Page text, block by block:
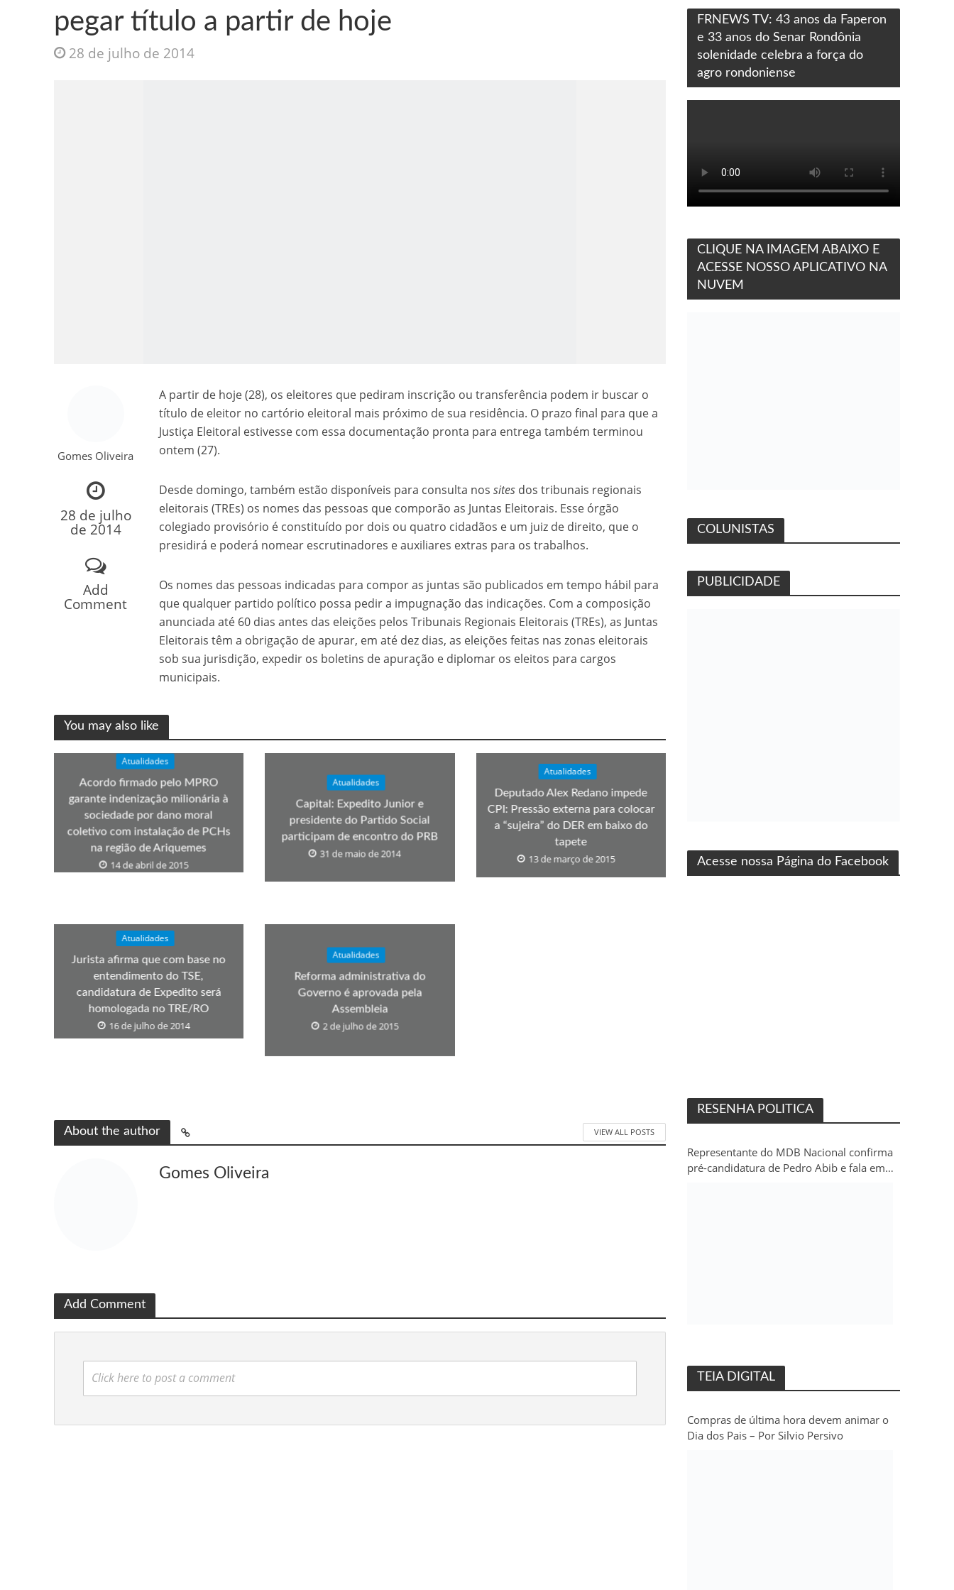
Os segredos não revelados do livro de apocalipse
FILME: Como um Monjolo salvou a vida de Flechinha, o bebe coelho – Vídeo em Português mais uma produção Folha Filmes
pegar título a partir de hoje
28 de julho de 2014
Gomes Oliveira
28 de julho
de 2014
Add
Comment
A partir de hoje (28), os eleitores que pediram inscrição ou transferência podem ir buscar o
título de eleitor no cartório eleitoral mais próximo de sua residência. O prazo final para que a
Justiça Eleitoral estivesse com essa documentação pronta para entrega também terminou
ontem (27).
Desde domingo, também estão disponíveis para consulta nossites dos tribunais regionais
eleitorais (TREs) os nomes das pessoas que comporão as Juntas Eleitorais. Esse órgão
colegiado provisório é constituído por dois ou quatro cidadãos e um juiz de direito, que o
presidirá e poderá nomear escrutinadores e auxiliares extras para os trabalhos.
Os nomes das pessoas indicadas para compor as juntas são publicados em tempo hábil para
que qualquer partido político possa pedir a impugnação das indicações. Com a composição
anunciada até 60 dias antes das eleições pelos Tribunais Regionais Eleitorais (TREs), as Juntas
Eleitorais têm a obrigação de apurar, em até dez dias, as eleições feitas nas zonas eleitorais
sob sua jurisdição, expedir os boletins de apuração e diplomar os eleitos para cargos
municipais.
You may also like
Atualidades
Acordo firmado pelo MPRO
garante indenização milionária à
sociedade por dano moral
coletivo com instalação de PCHs
na região de Ariquemes
14 de abril de 2015
Atualidades
Capital: Expedito Junior e
presidente do Partido Social
participam de encontro do PRB
31 de maio de 2014
Atualidades
Deputado Alex Redano impede
CPI: Pressão externa para colocar
a “sujeira” do DER em baixo do
tapete
13 de março de 2015
Atualidades
Jurista afirma que com base no
entendimento do TSE,
candidatura de Expedito será
homologada no TRE/RO
16 de julho de 2014
Atualidades
Reforma administrativa do
Governo é aprovada pela
Assembleia
2 de julho de 2015
About the author VIEW ALL POSTS
Gomes Oliveira
Add Comment
Click here to post a comment
FRNEWS TV: 43 anos da Faperon
e 33 anos do Senar Rondônia
solenidade celebra a força do
agro rondoniense
CLIQUE NA IMAGEM ABAIXO E
ACESSE NOSSO APLICATIVO NA
NUVEM
COLUNISTAS
PUBLICIDADE
Acesse nossa Página do Facebook
RESENHA POLITICA
Representante do MDB Nacional confirma
pré-candidatura de Pedro Abib e fala em
TEIA DIGITAL
Compras de última hora devem animar o
Dia dos Pais – Por Silvio Persivo